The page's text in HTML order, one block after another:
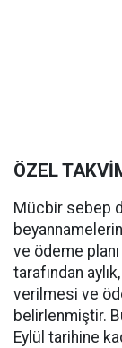
ÖZEL
Mücbir sebep
ve ödeme
tarafından
verilmesi ve
belirlenmiştir.
Eylül tarihine